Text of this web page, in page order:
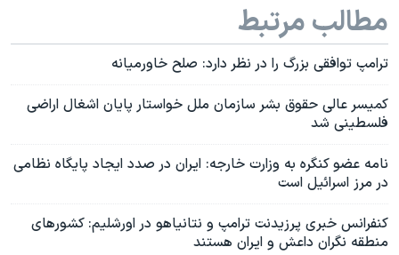
مطالب مرتبط
ترامپ توافقی بزرگ را در نظر دارد: صلح خاورمیانه
کمیسر عالی حقوق بشر سازمان ملل خواستار پایان اشغال اراضی
فلسطینی شد
نامه عضو کنگره به وزارت خارجه: ایران در صدد ایجاد پایگاه نظامی
در مرز اسرائیل است
کنفرانس خبری پرزیدنت ترامپ و نتانیاهو در اورشلیم: کشورهای
منطقه نگران داعش و ایران هستند